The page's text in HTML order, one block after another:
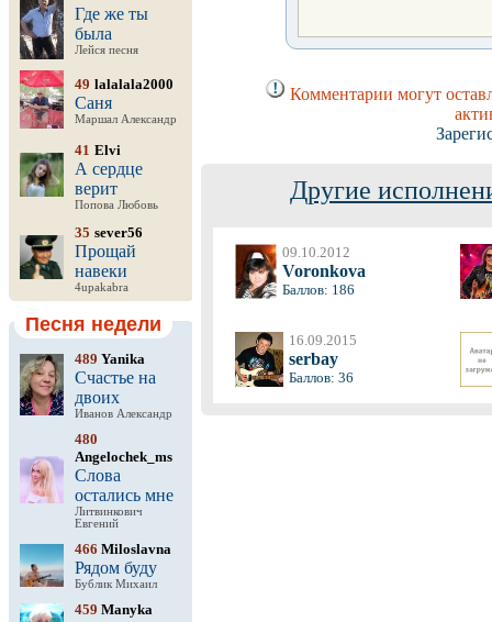
Где же ты
была
Лейся песня
49 lalalala2000
Саня
Маршал Александр
41 Elvi
А сердце
верит
Попова Любовь
35 sever56
Прощай
навеки
4upakabra
Песня недели
489 Yanika
Счастье на
двоих
Иванов Александр
480
Angelochek_ms
Слова
остались мне
Литвинкович
Евгений
466 Miloslavna
Рядом буду
Бублик Михаил
459 Manyka
Комментарии могут
Другие
09.10.2012
Voronkova
Баллов: 186
16.09.2015
serbay
Баллов: 36